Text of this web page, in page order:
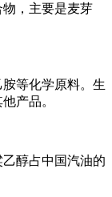
，主要是麦芽
等化学原料。生
产品。
醇占中国汽油的